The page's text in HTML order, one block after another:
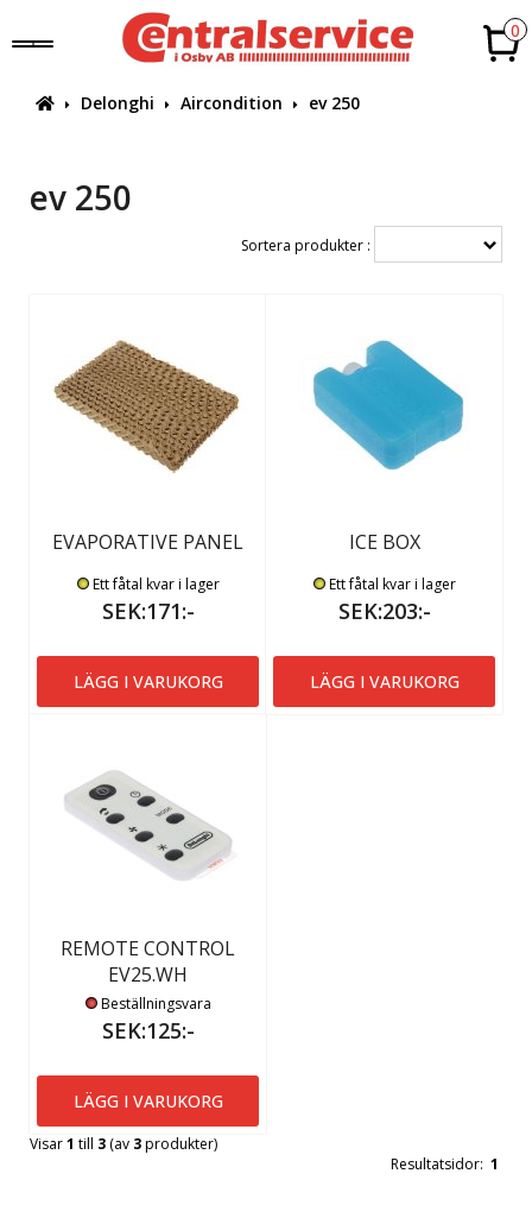
0
Delonghi Aircondition ev 250
ev 250
Sortera produkter :
EVAPORATIVE PANEL
Ett fåtal kvar i lager
SEK:171:-
LÄGG I VARUKORG
ICE BOX
Ett fåtal kvar i lager
SEK:203:-
LÄGG I VARUKORG
REMOTE CONTROL
EV25.WH
Beställningsvara
SEK:125:-
LÄGG I VARUKORG
Visar1 till 3 (av 3produkter)
Resultatsidor: 1